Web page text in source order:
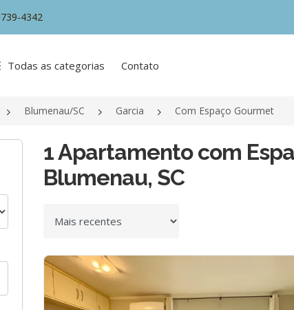
4342
Todas as categorias Contato
Blumenau/SC Garcia Com Espaço Gourmet
1 Apartamento com
Blumenau, SC
Ordenar por